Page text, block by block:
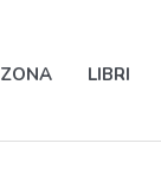
ZONA LIBRI